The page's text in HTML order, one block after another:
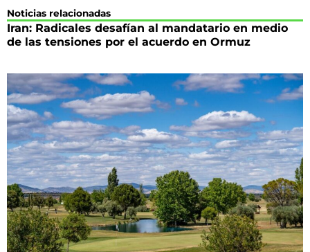
Noticias relacionadas
Iran: Radicales desafían al mandatario en medio
de las tensiones por el acuerdo en Ormuz